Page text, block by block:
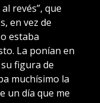
revés”, que
en vez de
estaba
La ponían en
figura de
muchísimo la
un día que me